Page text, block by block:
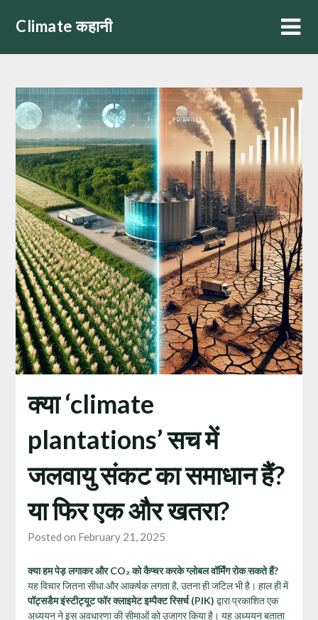
Climate कहानी
क्या ‘climate
plantations’ सच में
जलवायु संकट का समाधान हैं?
या फिर एक और खतरा?
Posted on February 21, 2025
क्या हम पेड़ लगाकर और CO₂को कैप्चर करके ग्लोबल वॉर्मिंग रोक सकते हैं?
यह विचार जितना सीधा और आकर्षक लगता है, उतना ही जटिल भी है। हाल ही में
पॉट्सडैम इंस्टीट्यूट फॉर क्लाइमेट इम्पैक्ट रिसर्च (PIK) द्वारा प्रकाशित एक
अध्ययन ने इस अवधारणा की सीमाओं को उजागर किया है। यह अध्ययन बताता